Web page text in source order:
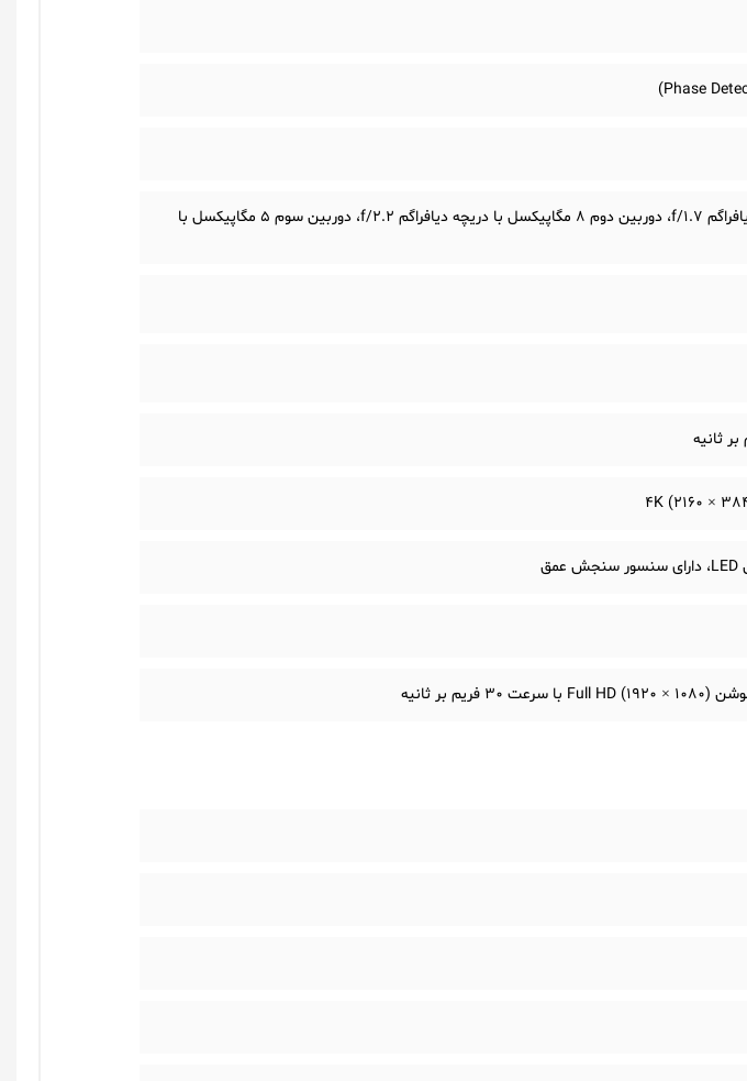
سه گانه: دوربین اول 32 مگاپیکسل با دریچه دیافراگم f/1.7، دوربین دوم 8 مگاپیکسل با دریچه دیافراگم f/2.2، دوربین سوم 5 مگاپیکسل با